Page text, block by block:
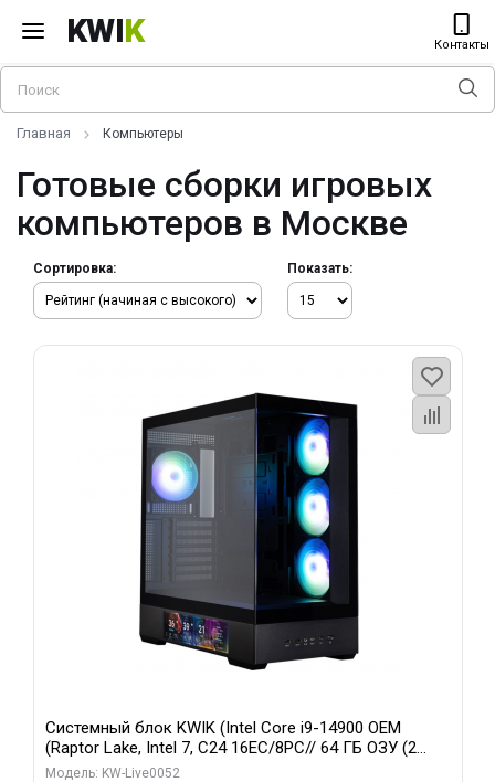
KWIK Контакты
Главная Компьютеры
Готовые сборки игровых
компьютеров в Москве
Сортировка: Показать:
Системный блок KWIK (Intel Core i9-14900 OEM
(Raptor Lake, Intel 7, C24 16EC/8PC// 64 ГБ ОЗУ (2
модуля)/ Palit RTX5080 GAMINGPRO OC 16GB GDDR7
Модель: KW-Live0052